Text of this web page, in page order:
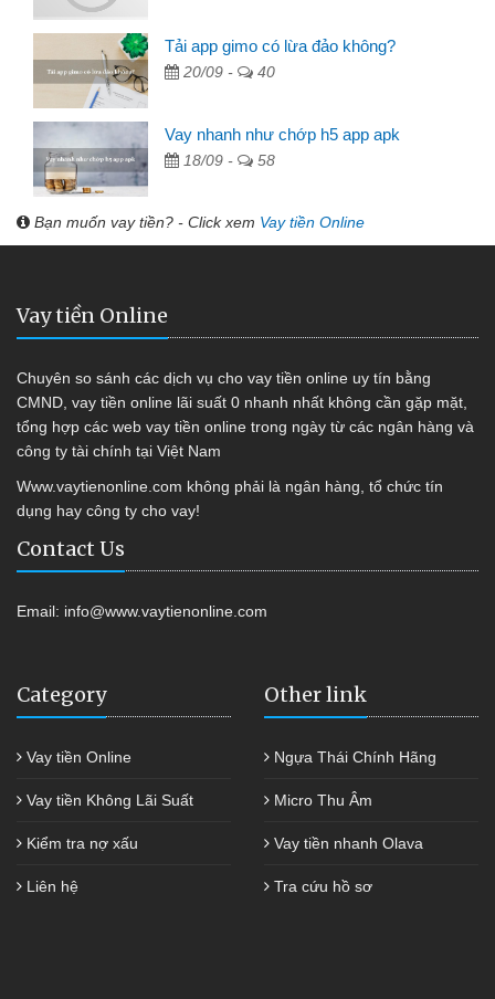
Tải app gimo có lừa đảo không?
20/09 - 40
Vay nhanh như chớp h5 app apk
18/09 - 58
Bạn muốn vay tiền? - Click xem Vay tiền Online
Vay tiền Online
Chuyên so sánh các dịch vụ cho vay tiền online uy tín bằng
CMND, vay tiền online lãi suất 0 nhanh nhất không cần gặp mặt,
tổng hợp các web vay tiền online trong ngày từ các ngân hàng và
công ty tài chính tại Việt Nam
Www.vaytienonline.com không phải là ngân hàng, tổ chức tín
dụng hay công ty cho vay!
Contact Us
Email: info@www.vaytienonline.com
Category
Vay tiền Online
Vay tiền Không Lãi Suất
Kiểm tra nợ xấu
Liên hệ
Other link
Ngựa Thái Chính Hãng
Micro Thu Âm
Vay tiền nhanh Olava
Tra cứu hồ sơ